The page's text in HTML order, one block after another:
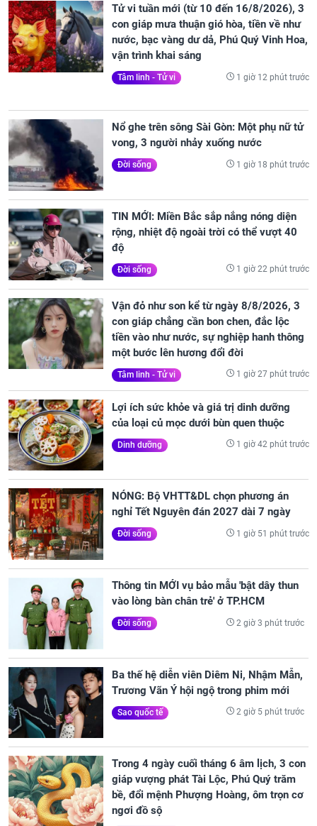
Tử vi tuần mới (từ 10 đến 16/8/2026), 3
con giáp mưa thuận gió hòa, tiền về như
nước, bạc vàng dư dả, Phú Quý Vinh Hoa,
vận trình khai sáng
Tâm linh - Tử vi 1 giờ 12 phút trước
Nổ ghe trên sông Sài Gòn: Một phụ nữ tử
vong, 3 người nhảy xuống nước
Đời sống 1 giờ 18 phút trước
TIN MỚI: Miền Bắc sắp nắng nóng diện
rộng, nhiệt độ ngoài trời có thể vượt 40
độ
Đời sống 1 giờ 22 phút trước
Vận đỏ như son kể từ ngày 8/8/2026, 3
con giáp chẳng cần bon chen, đắc lộc
tiền vào như nước, sự nghiệp hanh thông
một bước lên hương đổi đời
Tâm linh - Tử vi 1 giờ 27 phút trước
Lợi ích sức khỏe và giá trị dinh dưỡng
của loại củ mọc dưới bùn quen thuộc
Dinh dưỡng 1 giờ 42 phút trước
NÓNG: Bộ VHTT&DL chọn phương án
nghỉ Tết Nguyên đán 2027 dài 7 ngày
Đời sống 1 giờ 51 phút trước
Thông tin MỚI vụ bảo mẫu 'bật dây thun
vào lòng bàn chân trẻ' ở TP.HCM
Đời sống 2 giờ 3 phút trước
Ba thế hệ diễn viên Diêm Ni, Nhậm Mẫn,
Trương Vãn Ý hội ngộ trong phim mới
Sao quốc tế 2 giờ 5 phút trước
Trong 4 ngày cuối tháng 6 âm lịch, 3 con
giáp vượng phát Tài Lộc, Phú Quý trăm
bề, đổi mệnh Phượng Hoàng, ôm trọn cơ
ngơi đồ sộ